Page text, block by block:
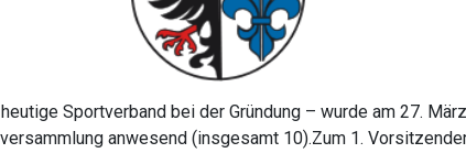
Sportverband bei der Gründung – wurde am 27.
anwesend (insgesamt 10).Zum 1.